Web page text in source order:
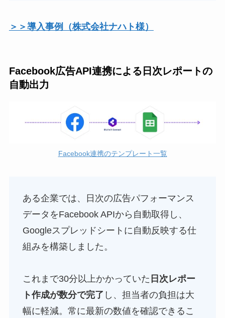
＞＞導入事例（株式会社ナハト様）
Facebook広告API連携による日次レポートの
自動出力
Facebook連携のテンプレート一覧
ある企業では、日次の広告パフォーマンス
データをFacebook APIから自動取得し、
Googleスプレッドシートに自動反映する仕
組みを構築しました。
これまで30分以上かかっていた 日次レポー
ト作成が数分で完了 し、担当者の負担は大
幅に軽減。常に最新の数値を確認できるこ